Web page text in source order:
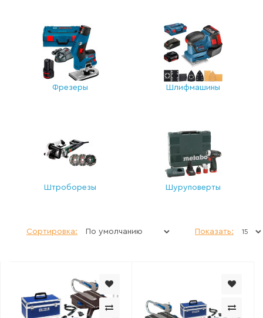
Фрезеры Шлифмашины
Штроборезы Шуруповерты
Сортировка: Показать: